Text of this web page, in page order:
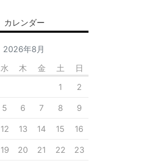
カレンダー
2026年8月
水 木 金 土 日
1 2
5 6 7 8 9
12 13 14 15 16
19 20 21 22 23